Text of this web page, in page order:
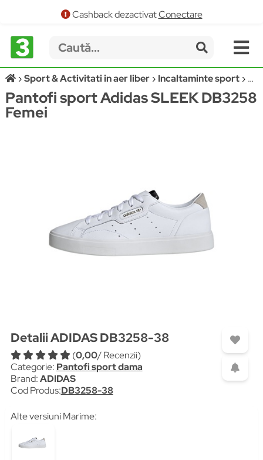
Cashback dezactivatConectare
Sport & Activitati in aer liber Incaltaminte sport
Pantofi sport Adidas SLEEK DB3258
Femei
Detalii ADIDAS DB3258-38
(0,00/ Recenzii)
Categorie: Pantofi sport dama
Brand:ADIDAS
Cod Produs:DB3258-38
Alte versiuni Marime: